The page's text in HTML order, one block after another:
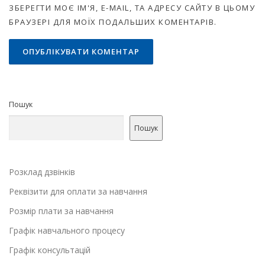
ЗБЕРЕГТИ МОЄ ІМ'Я, E-MAIL, ТА АДРЕСУ САЙТУ В ЦЬОМУ
БРАУЗЕРІ ДЛЯ МОЇХ ПОДАЛЬШИХ КОМЕНТАРІВ.
Пошук
Пошук
Розклад дзвінків
Реквізити для оплати за навчання
Розмір плати за навчання
Графік навчального процесу
Графік консультацій